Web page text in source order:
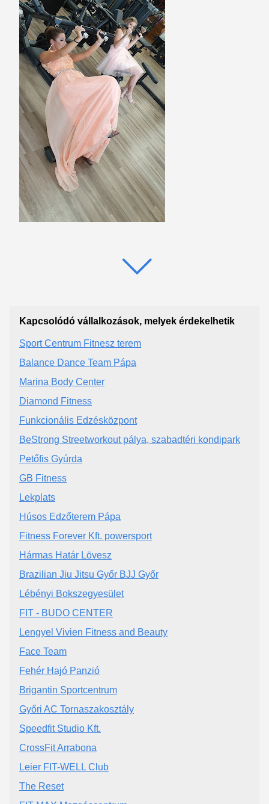
Kapcsolódó vállalkozások, melyek érdekelhetik
Sport Centrum Fitnesz terem
Balance Dance Team Pápa
Marina Body Center
Diamond Fitness
Funkcionális Edzésközpont
BeStrong Streetworkout pálya, szabadtéri kondipark
Petőfis Gyúrda
GB Fitness
Lekplats
Húsos Edzőterem Pápa
Fitness Forever Kft. powersport
Hármas Határ Lövesz
Brazilian Jiu Jitsu Győr BJJ Győr
Lébényi Bokszegyesület
FIT - BUDO CENTER
Lengyel Vivien Fitness and Beauty
Face Team
Fehér Hajó Panzió
Brigantin Sportcentrum
Győri AC Tornaszakosztály
Speedfit Studio Kft.
CrossFit Arrabona
Leier FIT-WELL Club
The Reset